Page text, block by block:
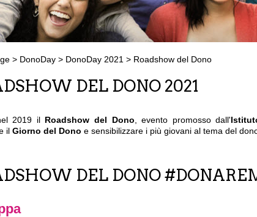
> DonoDay > DonoDay 2021 > Roadshow del Dono
DEL DONO 2021
2019 il Roadshow del Dono , evento promosso dall'
il Giorno del Dono e sensibilizzare i più giovani al tema del
DEL DONO